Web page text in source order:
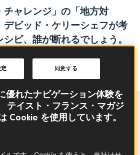
チャレンジ」の「地方対
デビッド・ケリーシェフが考
ピ、誰が断れるでしょう。
をご紹介します。
+
優れたナビゲーション体験を
テイスト・フランス・マガジ
Cookie を使用しています。
同意する